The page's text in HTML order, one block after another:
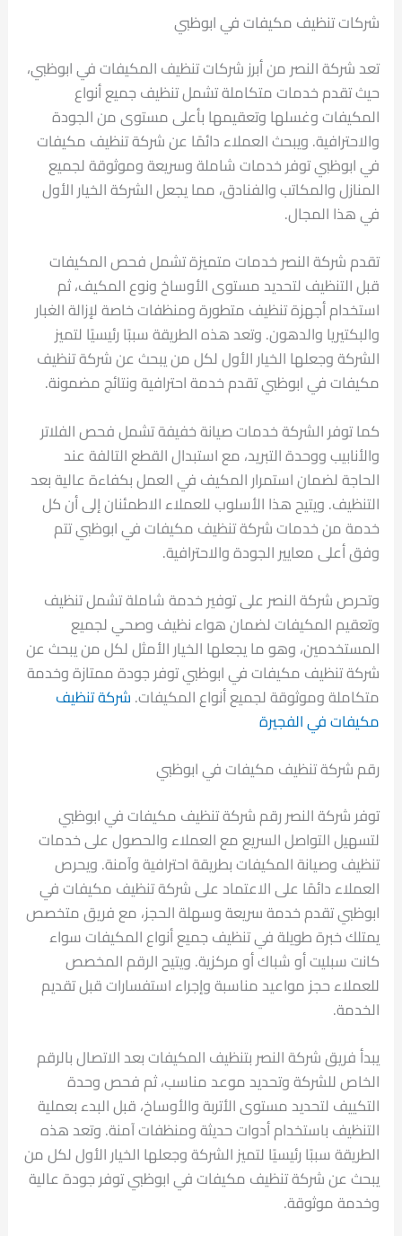
شركات تنظيف مكيفات في ابوظبي
تعد شركة النصر من أبرز شركات تنظيف المكيفات في ابوظبي،
حيث تقدم خدمات متكاملة تشمل تنظيف جميع أنواع
المكيفات وغسلها وتعقيمها بأعلى مستوى من الجودة
والاحترافية. ويبحث العملاء دائمًا عن شركة تنظيف مكيفات
في ابوظبي توفر خدمات شاملة وسريعة وموثوقة لجميع
المنازل والمكاتب والفنادق، مما يجعل الشركة الخيار الأول
في هذا المجال.
تقدم شركة النصر خدمات متميزة تشمل فحص المكيفات
قبل التنظيف لتحديد مستوى الأوساخ ونوع المكيف، ثم
استخدام أجهزة تنظيف متطورة ومنظفات خاصة لإزالة الغبار
والبكتيريا والدهون. وتعد هذه الطريقة سببًا رئيسيًا لتميز
الشركة وجعلها الخيار الأول لكل من يبحث عن شركة تنظيف
مكيفات في ابوظبي تقدم خدمة احترافية ونتائج مضمونة.
كما توفر الشركة خدمات صيانة خفيفة تشمل فحص الفلاتر
والأنابيب ووحدة التبريد، مع استبدال القطع التالفة عند
الحاجة لضمان استمرار المكيف في العمل بكفاءة عالية بعد
التنظيف. ويتيح هذا الأسلوب للعملاء الاطمئنان إلى أن كل
خدمة من خدمات شركة تنظيف مكيفات في ابوظبي تتم
وفق أعلى معايير الجودة والاحترافية.
وتحرص شركة النصر على توفير خدمة شاملة تشمل تنظيف
وتعقيم المكيفات لضمان هواء نظيف وصحي لجميع
المستخدمين، وهو ما يجعلها الخيار الأمثل لكل من يبحث عن
شركة تنظيف مكيفات في ابوظبي توفر جودة ممتازة وخدمة
متكاملة وموثوقة لجميع أنواع المكيفات. شركة تنظيف
مكيفات في الفجيرة
رقم شركة تنظيف مكيفات في ابوظبي
توفر شركة النصر رقم شركة تنظيف مكيفات في ابوظبي
لتسهيل التواصل السريع مع العملاء والحصول على خدمات
تنظيف وصيانة المكيفات بطريقة احترافية وآمنة. ويحرص
العملاء دائمًا على الاعتماد على شركة تنظيف مكيفات في
ابوظبي تقدم خدمة سريعة وسهلة الحجز، مع فريق متخصص
يمتلك خبرة طويلة في تنظيف جميع أنواع المكيفات سواء
كانت سبليت أو شباك أو مركزية. ويتيح الرقم المخصص
للعملاء حجز مواعيد مناسبة وإجراء استفسارات قبل تقديم
الخدمة.
يبدأ فريق شركة النصر بتنظيف المكيفات بعد الاتصال بالرقم
الخاص للشركة وتحديد موعد مناسب، ثم فحص وحدة
التكييف لتحديد مستوى الأتربة والأوساخ، قبل البدء بعملية
التنظيف باستخدام أدوات حديثة ومنظفات آمنة. وتعد هذه
الطريقة سببًا رئيسيًا لتميز الشركة وجعلها الخيار الأول لكل من
يبحث عن شركة تنظيف مكيفات في ابوظبي توفر جودة عالية
وخدمة موثوقة.